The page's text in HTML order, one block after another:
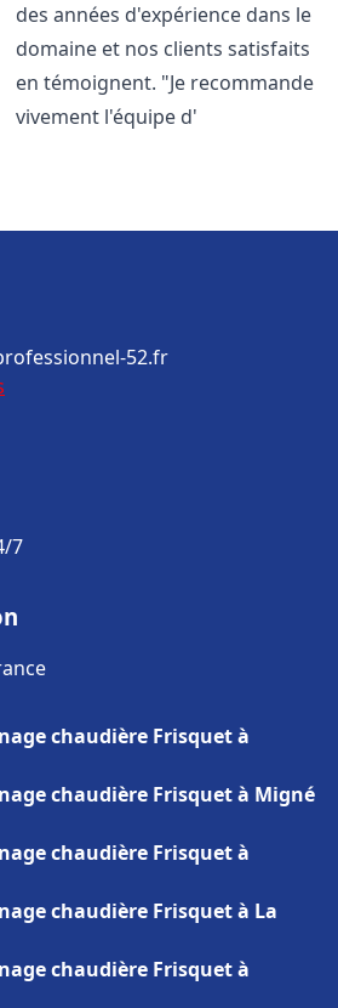
des années d'expérience dans le
domaine et nos clients satisfaits
en témoignent. "Je recommande
vivement l'équipe d'
52.fr
7
chaudière Frisquet à
chaudière Frisquet à Migné
chaudière Frisquet à
chaudière Frisquet à La
chaudière Frisquet à